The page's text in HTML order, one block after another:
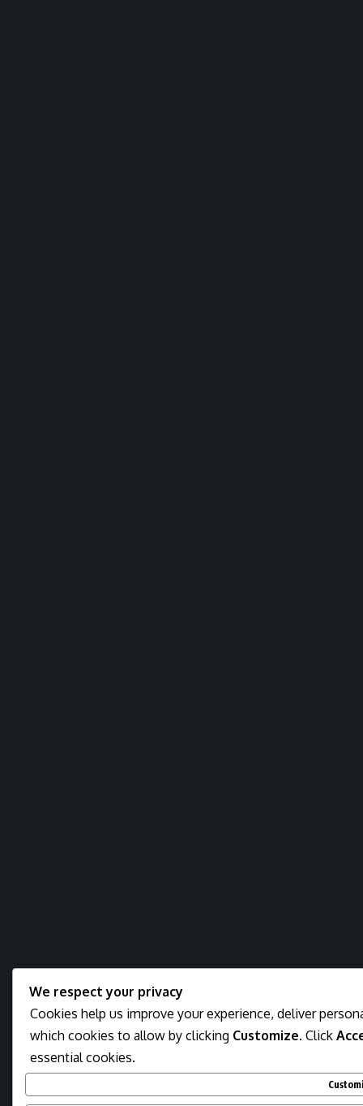
We respect your privacy
Cookies help us improve your experience, deliver
which cookies to allow by clicking Customize. Click
essential cookies.